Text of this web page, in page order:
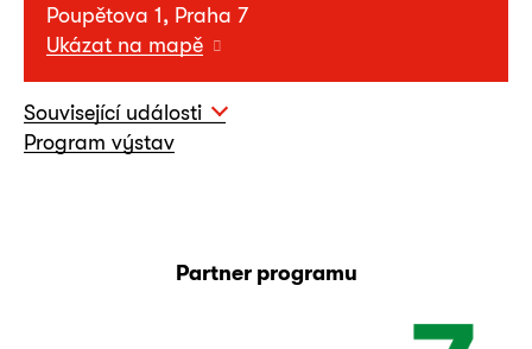
Poupětova 1, Praha 7
Ukázat na mapě
Související události
Program výstav
Partner programu